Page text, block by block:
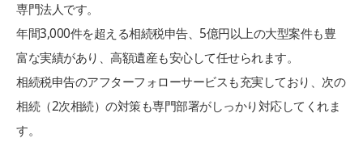
専門法人です。
年間3,000件を超える相続税申告、5億円以上の大型案件も豊
富な実績があり、高額遺産も安心して任せられます。
相続税申告のアフターフォローサービスも充実しており、次の
相続（2次相続）の対策も専門部署がしっかり対応してくれま
す。